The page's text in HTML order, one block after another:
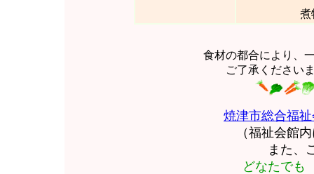
煮
食材の都合により、
ご了承ください
焼津市総合福
（福祉会館
また、
どなたで